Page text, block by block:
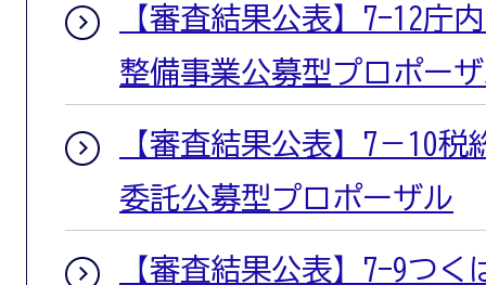
【審査結果公表】7-12庁
整備事業公募型プロポー
【審査結果公表】7－10
委託公募型プロポーザル
【審査結果公表】7-9つ